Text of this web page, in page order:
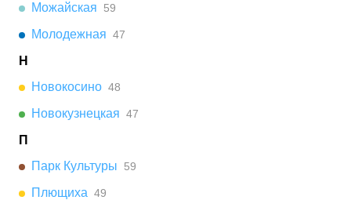
Можайская
59
Молодежная 47
Н
Новокосино 48
Новокузнецкая 47
П
Парк Культуры
59
Плющиха 49